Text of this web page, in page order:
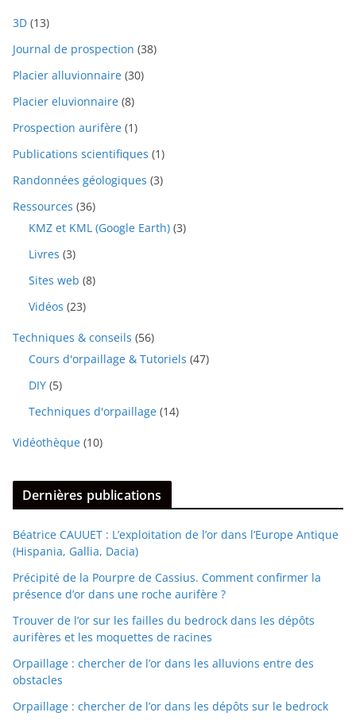
3D (13)
Journal de prospection (38)
Placier alluvionnaire (30)
Placier eluvionnaire (8)
Prospection aurifère (1)
Publications scientifiques (1)
Randonnées géologiques (3)
Ressources (36)
KMZ et KML (Google Earth) (3)
Livres (3)
Sites web (8)
Vidéos (23)
Techniques & conseils (56)
Cours d'orpaillage & Tutoriels (47)
DIY (5)
Techniques d'orpaillage (14)
Vidéothèque (10)
Dernières publications
Béatrice CAUUET : L’exploitation de l’or dans l’Europe Antique
(Hispania, Gallia, Dacia)
Précipité de la Pourpre de Cassius. Comment confirmer la
présence d’or dans une roche aurifère ?
Trouver de l’or sur les failles du bedrock dans les dépôts
aurifères et les moquettes de racines
Orpaillage : chercher de l’or dans les alluvions entre des
obstacles
Orpaillage : chercher de l’or dans les dépôts sur le bedrock